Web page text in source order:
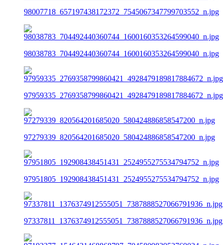
98007718_657197438172372_7545067347799703552_n.jpg
98038783_704492440360744_1600160353264599040_n.jpg
97959335_2769358799860421_4928479189817884672_n.jpg
97279339_820564201685020_580424886858547200_n.jpg
97951805_192908438451431_2524955275534794752_n.jpg
97337811_1376374912555051_7387888527066791936_n.jpg